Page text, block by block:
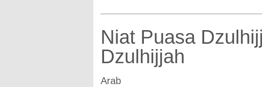
Niat Puasa
Dzulhijjah
Arab